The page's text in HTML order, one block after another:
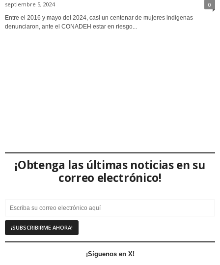
septiembre 5, 2024 0
Entre el 2016 y mayo del 2024, casi un centenar de mujeres indígenas
denunciaron, ante el CONADEH estar en riesgo...
¡Obtenga las últimas noticias en su
correo electrónico!
¡Síguenos en X!